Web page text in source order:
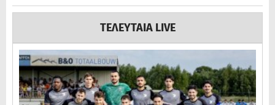
ΤΕΛΕΥΤΑΙΑ LIVE